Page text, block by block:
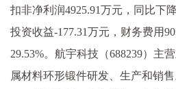
扣非净利润4925.91万元，同比下
投资收益-177.31万元，财务费用
29.53%。航宇科技（688239）主
属材料环形锻件研发、生产和销售